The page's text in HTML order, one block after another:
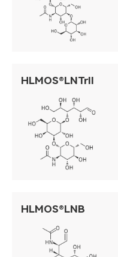
HLMOS®LNTrII
HLMOS®LNB